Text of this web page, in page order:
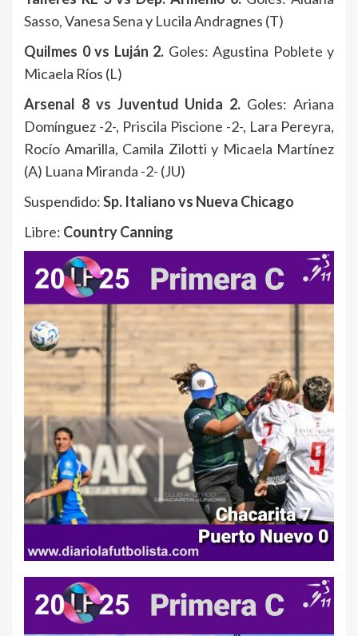
Sasso, Vanesa Sena y Lucila Andragnes (T)
Quilmes 0 vs Luján 2. Goles: Agustina Poblete y
Micaela Ríos (L)
Arsenal 8 vs Juventud Unida 2. Goles: Ariana
Domínguez -2-, Priscila Piscione -2-, Lara Pereyra,
Rocío Amarilla, Camila Zilotti y Micaela Martínez
(A) Luana Miranda -2- (JU)
Suspendido:Sp. Italiano vs Nueva Chicago
Libre: Country Canning